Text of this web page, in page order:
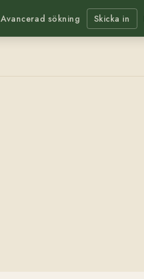
Avancerad sökning Skicka in